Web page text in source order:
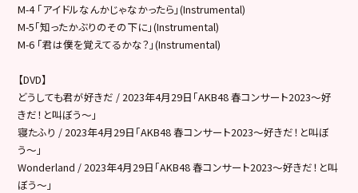
M-4 「アイドルなんかじゃなかったら」(Instrumental)
M-5「知ったかぶりのその下に」(Instrumental)
M-6 「君は僕を覚えてるかな？」(Instrumental)
【DVD】
どうしても君が好きだ / 2023年4月29日「AKB48 春コンサート2023〜好
きだ！と叫ぼう〜」
寝たふり / 2023年4月29日「AKB48 春コンサート2023〜好きだ！と叫ぼ
う〜」
Wonderland / 2023年4月29日「AKB48 春コンサート2023〜好きだ！と叫
ぼう〜」